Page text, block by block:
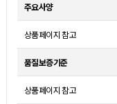
주요사양
상품페이지 참고
품질보증기준
상품페이지 참고